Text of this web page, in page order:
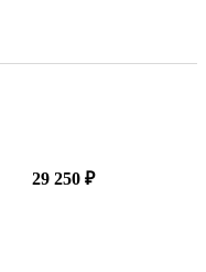
29 250 ₽